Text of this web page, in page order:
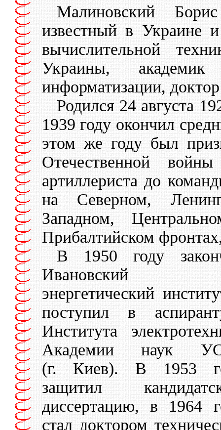
Малиновский
известный в Украине
вычислительной
Украины,
информатизации,
Родился 24 августа
1939 году окончил
этом же году был
Отечественной
артиллериста до
на Северном,
Западном,
Прибалтийском
В 1950 году
Ивановский
энергетический
поступил в
Института
Академии наук
(г. Киев). В 1953
защитил
диссертацию, в 1964
стал доктором